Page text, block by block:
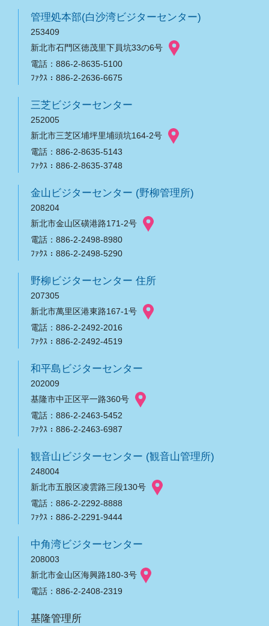
管理処本部(白沙湾ビジターセンター)
253409
新北市石門区徳茂里下員坑33の6号
電話：886-2-8635-5100
ﾌｧｸｽ：886-2-2636-6675
三芝ビジターセンター
252005
新北市三芝区埔坪里埔頭坑164-2号
電話：886-2-8635-5143
ﾌｧｸｽ：886-2-8635-3748
金山ビジターセンター (野柳管理所)
208204
新北市金山区磺港路171-2号
電話：886-2-2498-8980
ﾌｧｸｽ：886-2-2498-5290
野柳ビジターセンター 住所
207305
新北市萬里区港東路167-1号
電話：886-2-2492-2016
ﾌｧｸｽ：886-2-2492-4519
和平島ビジターセンター
202009
基隆市中正区平一路360号
電話：886-2-2463-5452
ﾌｧｸｽ：886-2-2463-6987
観音山ビジターセンター (観音山管理所)
248004
新北市五股区凌雲路三段130号
電話：886-2-2292-8888
ﾌｧｸｽ：886-2-2291-9444
中角湾ビジターセンター
208003
新北市金山区海興路180-3号
電話：886-2-2408-2319
基隆管理所